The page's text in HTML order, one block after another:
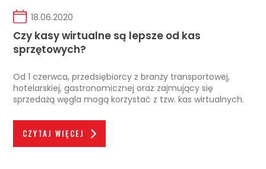
18.06.2020
Czy kasy wirtualne są lepsze od kas
sprzętowych?
Od 1 czerwca, przedsiębiorcy z branży transportowej,
hotelarskiej, gastronomicznej oraz zajmujący się
sprzedażą węgla mogą korzystać z tzw. kas wirtualnych.
CZYTAJ WIĘCEJ